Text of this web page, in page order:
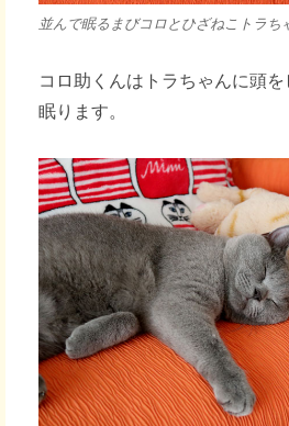
並んで眠るまびコロとひざねこトラち
コロ助くんはトラちゃんに頭
眠ります。